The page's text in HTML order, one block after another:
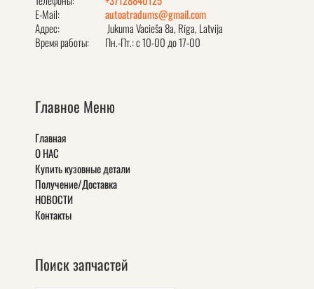
E-Mail:
autoatradums@gmail.com
Адрес:
Jukuma Vacieša 8a, Rīga, Latvija
Время работы:
Пн.-Пт.: с 10-00 до 17-00
Главное Меню
Главная
О НАС
Купить кузовные детали
Получение/Доставка
НОВОСТИ
Контакты
Поиск запчастей